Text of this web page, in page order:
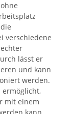
verschiedene
lässt er
und kann
werden.
ermöglicht,
mit einem